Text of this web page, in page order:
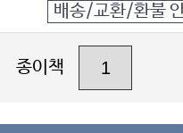
배송/교환/환불
종이책